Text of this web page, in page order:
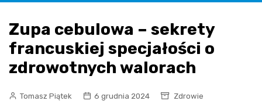
Zupa cebulowa – sekrety
francuskiej specjałości o
zdrowotnych walorach
Tomasz Piątek 6 grudnia 2024 Zdrowie